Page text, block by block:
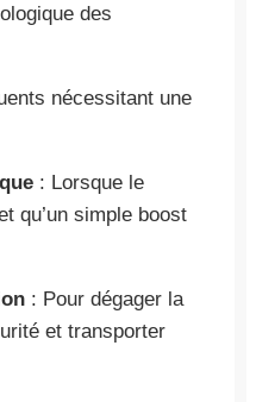
des
nécessitant une
: Lorsque le
qu’un simple boost
: Pour dégager la
et transporter